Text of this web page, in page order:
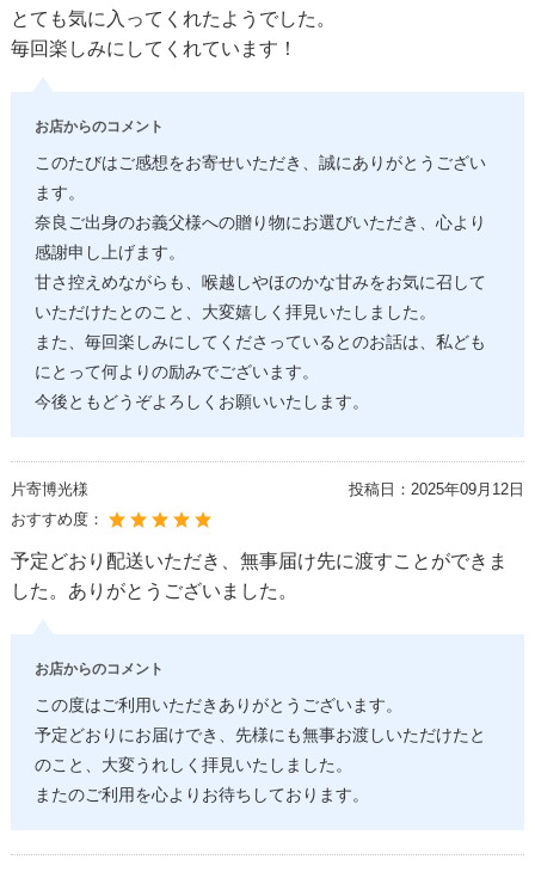
とても気に入ってくれたようでした。
毎回楽しみにしてくれています！
お店からのコメント
このたびはご感想をお寄せいただき、誠にありがとうござい
ます。
奈良ご出身のお義父様への贈り物にお選びいただき、心より
感謝申し上げます。
甘さ控えめながらも、喉越しやほのかな甘みをお気に召して
いただけたとのこと、大変嬉しく拝見いたしました。
また、毎回楽しみにしてくださっているとのお話は、私ども
にとって何よりの励みでございます。
今後ともどうぞよろしくお願いいたします。
片寄博光様 投稿日： 2025年09月12日
おすすめ度：
予定どおり配送いただき、無事届け先に渡すことができま
した。ありがとうございました。
お店からのコメント
この度はご利用いただきありがとうございます。
予定どおりにお届けでき、先様にも無事お渡しいただけたと
のこと、大変うれしく拝見いたしました。
またのご利用を心よりお待ちしております。